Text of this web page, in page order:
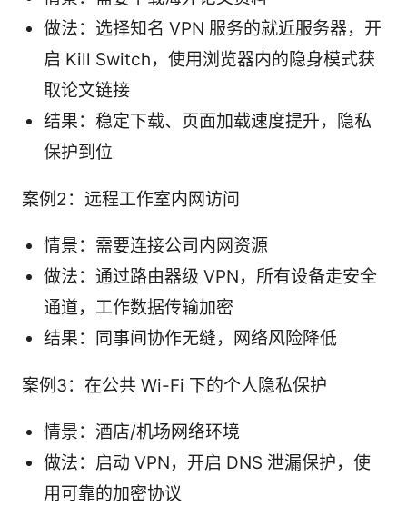
做法：选择知名 VPN 服务的就近服务器，开
启 Kill Switch，使用浏览器内的隐身模式获
取论文链接
结果：稳定下载、页面加载速度提升，隐私
保护到位
案例2：远程工作室内网访问
情景：需要连接公司内网资源
做法：通过路由器级 VPN，所有设备走安全
通道，工作数据传输加密
结果：同事间协作无缝，网络风险降低
案例3：在公共 Wi-Fi 下的个人隐私保护
情景：酒店/机场网络环境
做法：启动 VPN，开启 DNS 泄漏保护，使
用可靠的加密协议